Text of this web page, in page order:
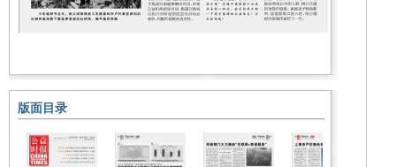
版面目录